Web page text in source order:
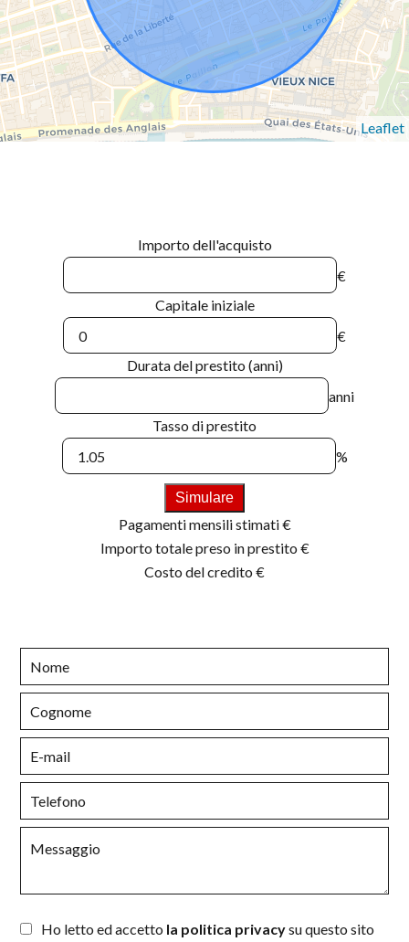
Leaflet
Importo dell'acquisto
€
Capitale iniziale
€
Durata del prestito (anni)
anni
Tasso di prestito
%
Simulare
Pagamenti mensili stimati€
Importo totale preso in prestito €
Costo del credito €
Ho letto ed accetto la politica privacysu questo sito